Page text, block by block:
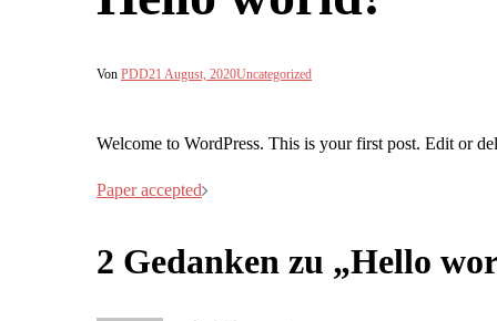
Von PDD21 August, 2020Uncategorized
Welcome to WordPress. This is your first post. Edit or
Beitrags-
Navigation
Paper accepted
2 Gedanken zu „Hello